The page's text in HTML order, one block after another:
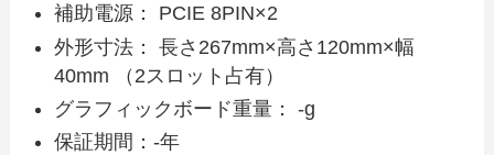
補助電源： PCIE 8PIN×2
外形寸法： 長さ267mm×高さ120mm×幅
40mm （2スロット占有）
グラフィックボード重量： -g
保証期間：-年